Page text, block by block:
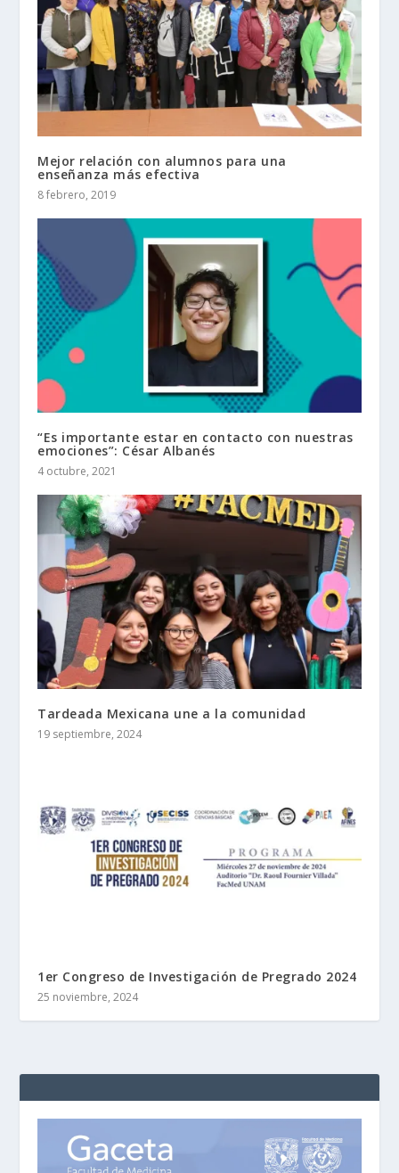
Mejor relación con alumnos para una
enseñanza más efectiva
8 febrero, 2019
“Es importante estar en contacto con nuestras
emociones”: César Albanés
4 octubre, 2021
Tardeada Mexicana une a la comunidad
19 septiembre, 2024
1er Congreso de Investigación de Pregrado 2024
25 noviembre, 2024